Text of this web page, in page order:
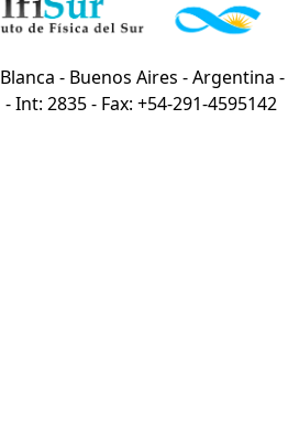
- Buenos Aires - Argentina -
Int: 2835 - Fax: +54-291-4595142